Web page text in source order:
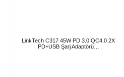
LinkTech C317 45W PD 3.0 QC4.0 2X
PD+USB Şarj Adaptörü…